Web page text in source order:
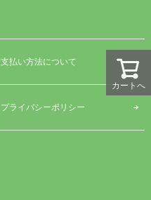
カートへ
支払い方法について
プライバシーポリシー